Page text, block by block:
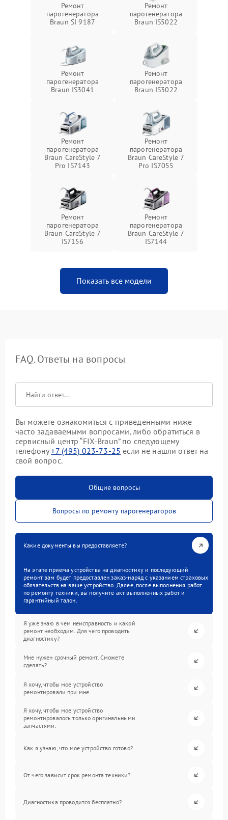
Ремонт
парогенератора
Braun SI 9187
Ремонт
парогенератора
Braun IS5022
Ремонт
парогенератора
Braun IS3041
Ремонт
парогенератора
Braun IS3022
Ремонт
парогенератора
Braun CareStyle 7
Pro IS7143
Ремонт
парогенератора
Braun CareStyle 7
Pro IS7055
Ремонт
парогенератора
Braun CareStyle 7
IS7156
Ремонт
парогенератора
Braun CareStyle 7
IS7144
Показать все модели
FAQ. Ответы на вопросы
Вы можете ознакомиться с приведенными ниже
часто задаваемыми вопросами, либо обратиться в
сервисный центр “FIX-Braun” по следующему
телефону+7 (495) 023-73-25 если не нашли ответ на
свой вопрос.
Общие вопросы
Вопросы по ремонту парогенераторов
Какие документы вы предоставляете?
На этапе приема устройства на диагностику и последующий
ремонт вам будет предоставлен заказ-наряд с указанием страховых
обязательств на ваше устройство. Далее, после выполнения работ
по ремонту техники, вы получите акт выполненных работ и
гарантийный талон.
Я уже знаю в чем неисправность и какой
ремонт необходим. Для чего проводить
диагностику?
Мне нужен срочный ремонт. Сможете
сделать?
Я хочу, чтобы мое устройство
ремонтировали при мне.
Я хочу, чтобы мое устройство
ремонтировалось только оригинальными
запчастями.
Как я узнаю, что мое устройство готово?
От чего зависит срок ремонта техники?
Диагностика проводится бесплатно?